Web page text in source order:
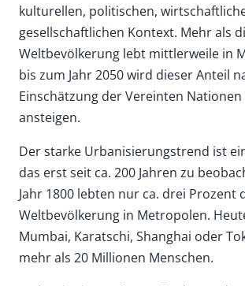
kulturellen, politischen,
gesellschaftlichen Kontext. Mehr als
Weltbevölkerung lebt mittlerweile in
bis zum Jahr 2050 wird dieser Anteil
Einschätzung der Vereinten
ansteigen.
Der starke Urbanisierungstrend ist
das erst seit ca. 200 Jahren zu
Jahr 1800 lebten nur ca. drei Prozent
Weltbevölkerung in Metropolen.
Mumbai, Karatschi, Shanghai oder
mehr als 20 Millionen Menschen.